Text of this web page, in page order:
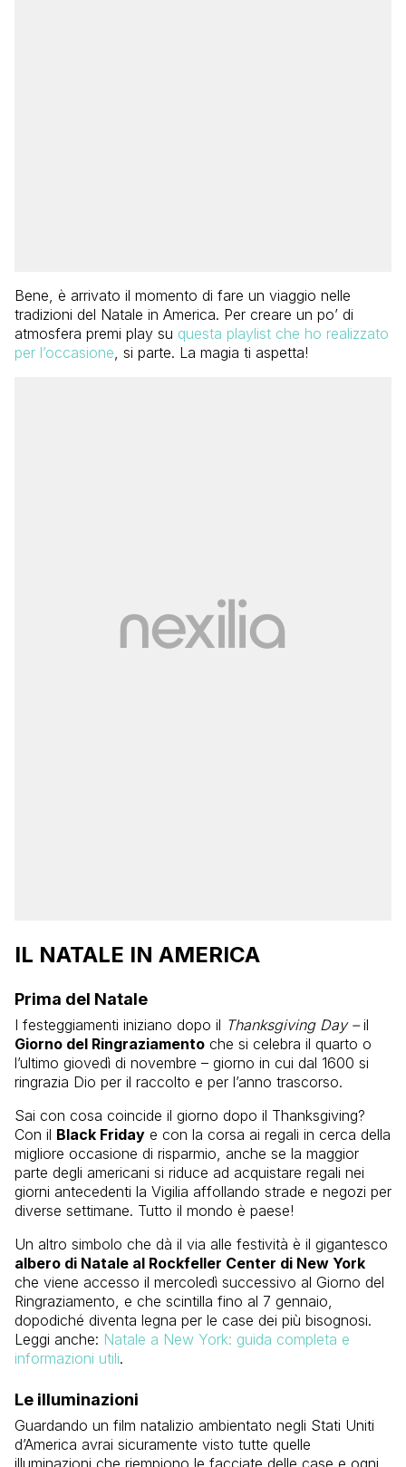
Bene, è arrivato il momento di fare un viaggio nelle
tradizioni del Natale in America. Per creare un po’ di
atmosfera premi play su questa playlist che ho realizzato
per l’occasione , si parte. La magia ti aspetta!
IL NATALE IN AMERICA
Prima del Natale
I festeggiamenti iniziano dopo il Thanksgiving Day –il
Giorno del Ringraziamento che si celebra il quarto o
l’ultimo giovedì di novembre – giorno in cui dal 1600 si
ringrazia Dio per il raccolto e per l’anno trascorso.
Sai con cosa coincide il giorno dopo il Thanksgiving?
Con il Black Friday e con la corsa ai regali in cerca della
migliore occasione di risparmio, anche se la maggior
parte degli americani si riduce ad acquistare regali nei
giorni antecedenti la Vigilia affollando strade e negozi per
diverse settimane. Tutto il mondo è paese!
Un altro simbolo che dà il via alle festività è il gigantesco
albero di Natale al Rockfeller Center di New York
che viene accesso il mercoledì successivo al Giorno del
Ringraziamento, e che scintilla fino al 7 gennaio,
dopodiché diventa legna per le case dei più bisognosi.
Leggi anche: Natale a New York: guida completa e
informazioni utili.
Le illuminazioni
Guardando un film natalizio ambientato negli Stati Uniti
d’America avrai sicuramente visto tutte quelle
illuminazioni che riempiono le facciate delle case e ogni